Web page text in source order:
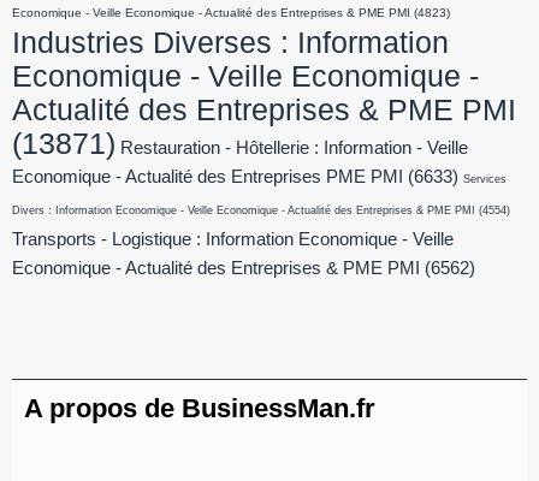
Economique - Veille Economique - Actualité des Entreprises & PME PMI (4823)
Industries Diverses : Information
Economique - Veille Economique -
Actualité des Entreprises & PME PMI
(13871) Restauration - Hôtellerie : Information - Veille
Economique - Actualité des Entreprises PME PMI
(6633) Services
Divers : Information Economique - Veille Economique - Actualité des Entreprises & PME PMI (4554)
Transports - Logistique : Information Economique - Veille
Economique - Actualité des Entreprises & PME PMI
(6562)
A propos de BusinessMan.fr